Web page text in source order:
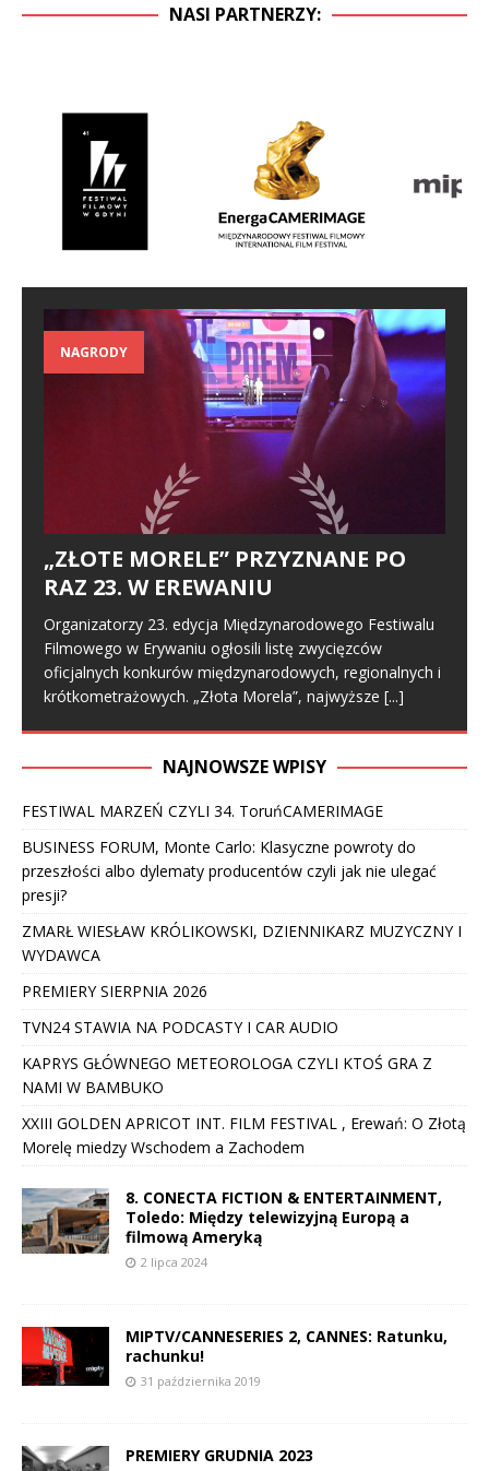
NASI PARTNERZY:
NAGRODY
„ZŁOTE MORELE” PRZYZNANE PO
RAZ 23. W EREWANIU
Organizatorzy 23. edycja Międzynarodowego Festiwalu
Filmowego w Erywaniu ogłosili listę zwycięzców
oficjalnych konkurów międzynarodowych, regionalnych i
krótkometrażowych. „Złota Morela”, najwyższe [...]
NAJNOWSZE WPISY
FESTIWAL MARZEŃ CZYLI 34. ToruńCAMERIMAGE
BUSINESS FORUM, Monte Carlo: Klasyczne powroty do
przeszłości albo dylematy producentów czyli jak nie ulegać
presji?
ZMARŁ WIESŁAW KRÓLIKOWSKI, DZIENNIKARZ MUZYCZNY I
WYDAWCA
PREMIERY SIERPNIA 2026
TVN24 STAWIA NA PODCASTY I CAR AUDIO
KAPRYS GŁÓWNEGO METEOROLOGA CZYLI KTOŚ GRA Z
NAMI W BAMBUKO
XXIII GOLDEN APRICOT INT. FILM FESTIVAL , Erewań: O Złotą
Morelę miedzy Wschodem a Zachodem
8. CONECTA FICTION & ENTERTAINMENT,
Toledo: Między telewizyjną Europą a
filmową Ameryką
2 lipca 2024
MIPTV/CANNESERIES 2, CANNES: Ratunku,
rachunku!
31 października 2019
PREMIERY GRUDNIA 2023